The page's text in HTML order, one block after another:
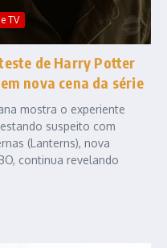
TV
de Harry Potter
nova cena da série
mostra o experiente
suspeito com
(Lanterns), nova
continua revelando